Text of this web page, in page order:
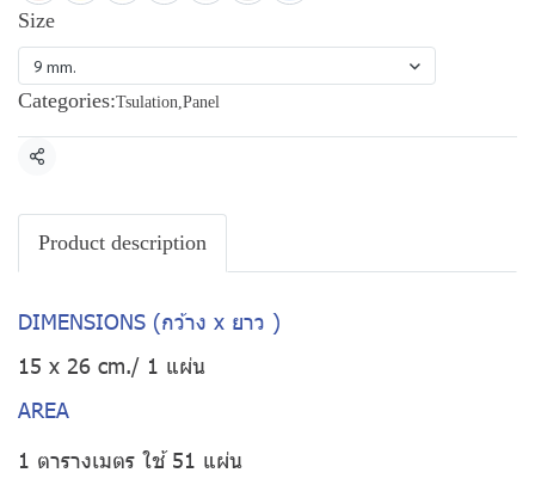
Size
9 mm.
Categories:Tsulation,Panel
Share
Product description
DIMENSIONS (กว้าง x ยาว )
15 x 26 cm./ 1 แผ่น
AREA
1 ตารางเมตร ใช้ 51 แผ่น